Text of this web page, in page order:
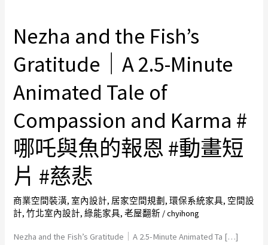
Nezha and the Fish’s
Gratitude｜A 2.5-Minute
Animated Tale of
Compassion and Karma #
哪吒與魚的報恩 #動畫短
片 #慈悲
商業空間裝潢, 室內設計, 居家空間規劃 ,環保系統家具, 空間設
計,竹北室內設計,綠能家具,老屋翻新 /chyihong
Nezha and the Fish’s Gratitude｜A 2.5-Minute Animated Ta […]
Nezha
and
the
Gratitude
A
2.5-
Minute
Animated
of
and